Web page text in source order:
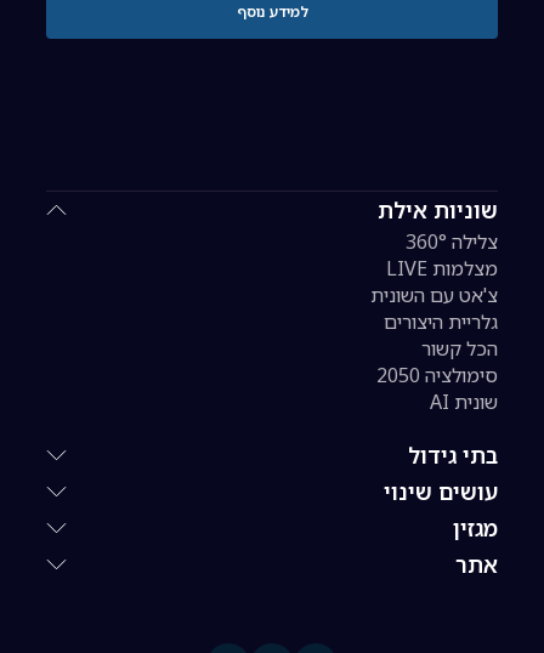
שוניות אילת
צלילה 360°
מצלמות LIVE
צ'אט עם השונית
גלריית היצורים
הכל קשור
סימולציה 2050
שונית AI
בתי גידול
עושים שינוי
מגזין
אתר
למידע נוסף